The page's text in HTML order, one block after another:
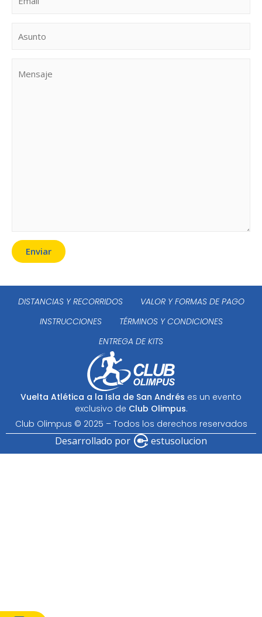
DISTANCIAS Y RECORRIDOS
VALOR Y FORMAS DE PAGO
INSTRUCCIONES
TÉRMINOS Y CONDICIONES
ENTREGA DE KITS
Vuelta Atlética a la Isla de San Andrés es un evento
exclusivo de Club Olimpus.
Club Olimpus © 2025 – Todos los derechos reservados
Desarrollado por estusolucion